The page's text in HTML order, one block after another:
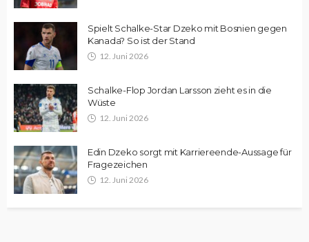
Spielt Schalke-Star Dzeko mit Bosnien gegen
Kanada? So ist der Stand
12. Juni 2026
Schalke-Flop Jordan Larsson zieht es in die
Wüste
12. Juni 2026
Edin Dzeko sorgt mit Karriereende-Aussage für
Fragezeichen
12. Juni 2026